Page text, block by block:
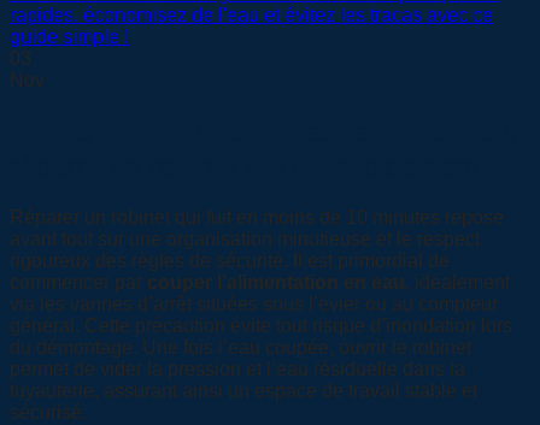
03
Nov
Réparer un robinet qui fuit en moins de 10 minutes repose
avant tout sur une organisation minutieuse et le respect
rigoureux des règles de sécurité. Il est primordial de
commencer par couper l’alimentation en eau , idéalement
via les vannes d’arrêt situées sous l’évier ou au compteur
général. Cette précaution évite tout risque d’inondation lors
du démontage. Une fois l’eau coupée, ouvrir le robinet
permet de vider la pression et l’eau résiduelle dans la
tuyauterie, assurant ainsi un espace de travail stable et
sécurisé.